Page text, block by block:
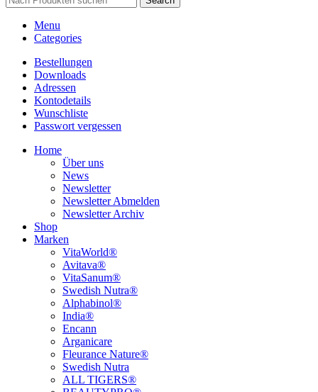
Menu
Categories
Bestellungen
Downloads
Adressen
Kontodetails
Wunschliste
Passwort vergessen
Home
Über uns
News
Newsletter
Newsletter Abmelden
Newsletter Archiv
Shop
Marken
VitaWorld®
Avitava®
VitaSanum®
Swedish Nutra®
Alphabinol®
India®
Encann
Arganicare
Fleurance Nature®
Swedish Nutra
ALL TIGERS®